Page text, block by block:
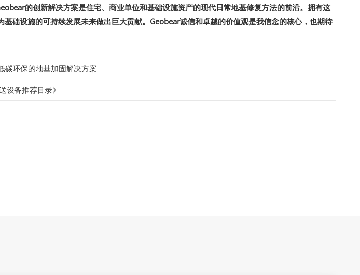
的创新解决方案是住宅、商业单位和基础设施资产的现代日常地基修复方法的前沿。拥有这
础设施的可持续发展未来做出巨大贡献。Geobear诚信和卓越的价值观是我信念的核心，也期待
环保的地基加固解决方案
设备推荐目录》